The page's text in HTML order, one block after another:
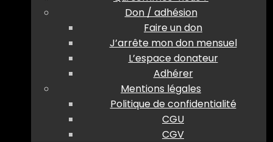
Don / adhésion
Faire un don
J’arrête mon don mensuel
L’espace donateur
Adhérer
Mentions légales
Politique de confidentialité
CGU
CGV